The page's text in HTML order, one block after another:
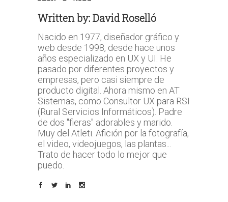
Written by:David Roselló
Nacido en 1977, diseñador gráfico y
web desde 1998, desde hace unos
años especializado en UX y UI. He
pasado por diferentes proyectos y
empresas, pero casi siempre de
producto digital. Ahora mismo en AT
Sistemas, como Consultor UX para RSI
(Rural Servicios Informáticos). Padre
de dos "fieras" adorables y marido.
Muy del Atleti. Afición por la fotografía,
el video, videojuegos, las plantas...
Trato de hacer todo lo mejor que
puedo.